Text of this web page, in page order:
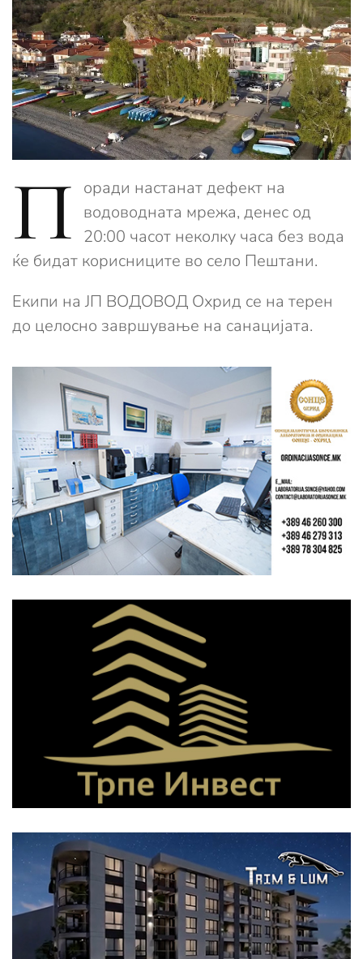
П оради настанат дефект на
водоводната мрежа, денес од
20:00 часот неколку часа без вода
ќе бидат корисниците во село Пештани.
Екипи на ЈП ВОДОВОД Охрид се на терен
до целосно завршување на санацијата.